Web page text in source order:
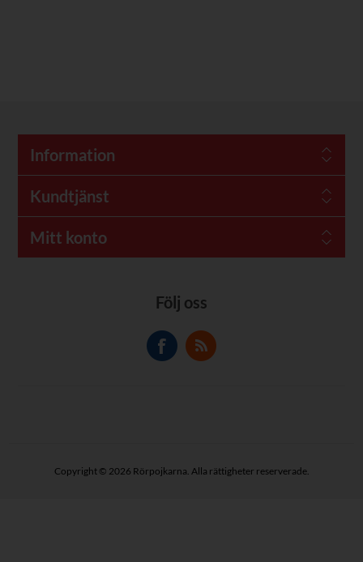
Information
Kundtjänst
Mitt konto
Följ oss
Copyright © 2026 Rörpojkarna. Alla rättigheter reserverade.